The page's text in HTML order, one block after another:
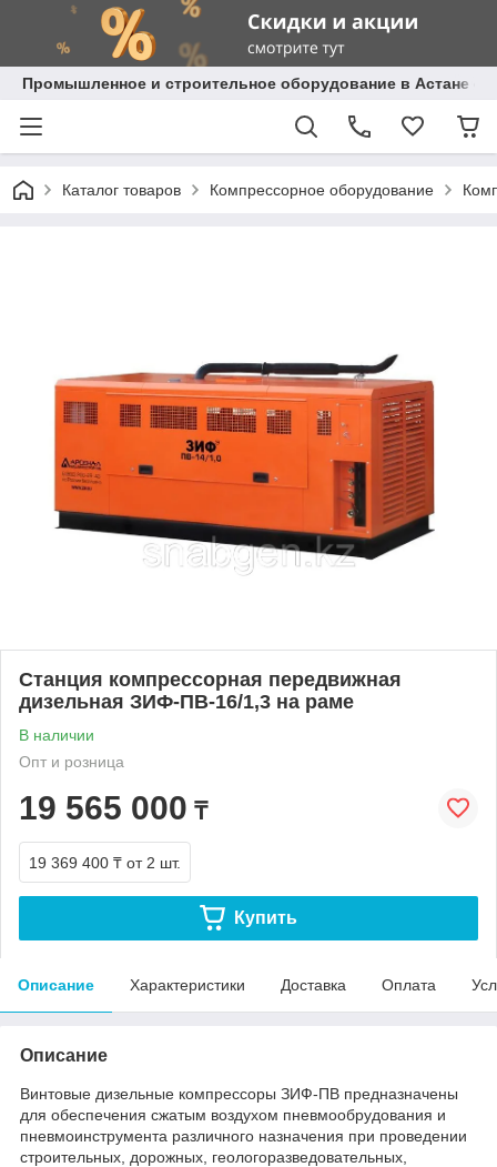
Промышленное и строительное оборудование в Астане с
Каталог товаров Компрессорное оборудование
Станция компрессорная передвижная
дизельная ЗИФ-ПВ-16/1,3 на раме
В наличии
Опт и розница
19 565 000 ₸
19 369 400 ₸ от 2 шт.
Купить
Описание Характеристики Доставка Оплата
Описание
Винтовые дизельные компрессоры ЗИФ-ПВ предназначены
для обеспечения сжатым воздухом пневмообрудования и
пневмоинструмента различного назначения при проведении
строительных, дорожных, геологоразведовательных,